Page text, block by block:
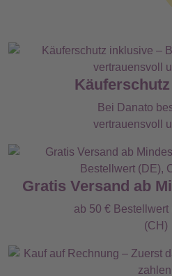
Bei Danato
vertrauensvoll
Gratis Versand ab
ab 50 € Bestellwert
(CH)